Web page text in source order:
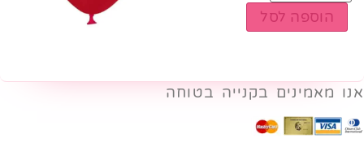
הוספה לסל
אנו מאמינים בקנייה בטוחה